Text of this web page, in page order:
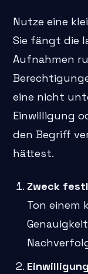
Nutze eine
Sie fängt die
Aufnahmen
eine nicht
Einwilligung
den Begriff
hättest.
Zweck
Ton einem